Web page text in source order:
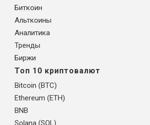
Биткоин
Альткоины
Аналитика
Тренды
Биржи
Топ 10 криптовалют
Bitcoin (BTC)
Ethereum (ETH)
BNB
Solana (SOL)